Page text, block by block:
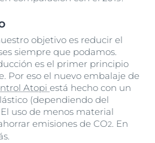
objetivo es reducir el
siempre que podamos.
es el primer principio
Por eso el nuevo embalaje de
Atopi está hecho con un
(dependiendo del
uso de menos material
emisiones de CO2. En